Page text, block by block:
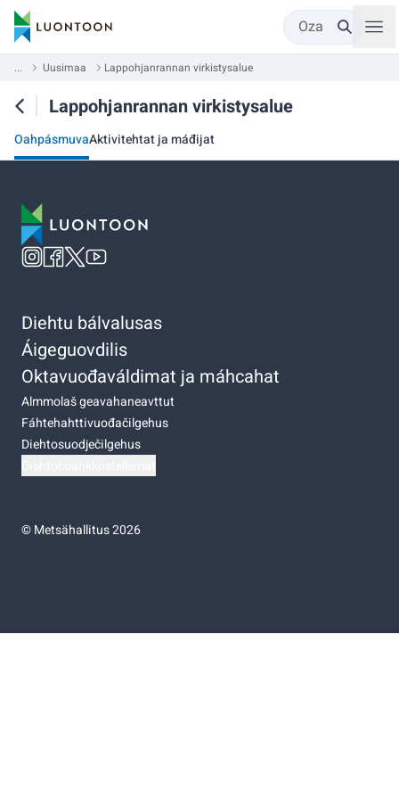
Oza
... Uusimaa Lappohjanrannan virkistysalue
Lappohjanrannan virkistysalue
OahpásmuvaAktivitehtat ja máđijat
Diehtu bálvalusas
Áigeguovdilis
Oktavuođaváldimat ja máhcahat
Almmolaš geavahaneavttut
Fáhtehahttivuođačilgehus
Diehtosuodječilgehus
©Metsähallitus 2026